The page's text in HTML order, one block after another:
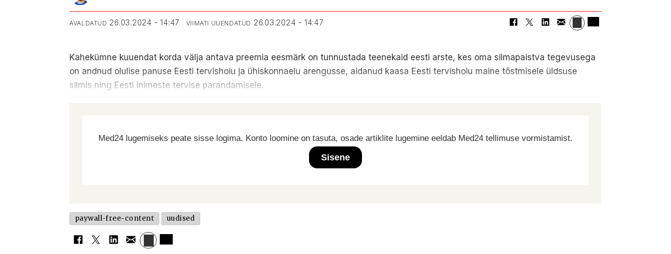
AVALDATUD 26.03.2024 - 14:47 VIIMATI UUENDATUD 26.03.2024 - 14:47
Kahekümne kuuendat korda välja antava preemia eesmärk on tunnustada teenekaid eesti arste, kes oma silmapaistva tegevusega
on andnud olulise panuse Eesti tervishoiu ja ühiskonnaelu arengusse, aidanud kaasa Eesti tervishoiu maine tõstmisele üldsuse
silmis ning Eesti inimeste tervise parandamisele.
Med24 lugemiseks peate sisse logima. Konto loomine on tasuta, osade artiklite lugemine eeldab Med24 tellimuse vormistamist.
Sisene
paywall-free-content uudised